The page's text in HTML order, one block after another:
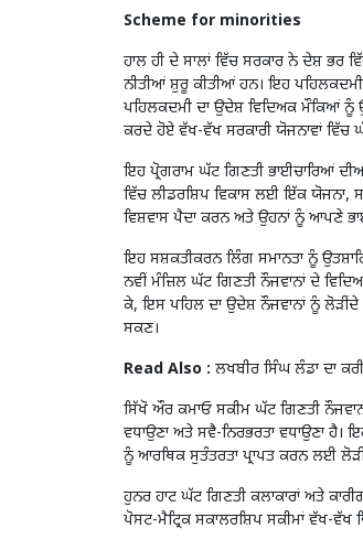
Scheme for minorities
ਹਾਲ ਹੀ ਦੇ ਸਾਲਾਂ ਵਿੱਚ ਸਰਕਾਰ ਨੇ ਦੇਸ਼
ਨੀਤੀਆਂ ਸ਼ੁਰੂ ਕੀਤੀਆਂ ਹਨ। ਇਹ
ਪਹਿਲਕਦਮੀ ਦਾ ਉਦੇਸ਼ ਵਿਦਿਅਕ ਮੌਕਿਆਂ ਨੂੰ
ਕਰਦੇ ਹੋਏ ਵੱਖ-ਵੱਖ ਸਰਕਾਰੀ ਯੋਜਨਾਵਾਂ ਵਿੱਚ
ਇਹ ਪ੍ਰੋਗਰਾਮ ਘੱਟ ਗਿਣਤੀ ਭਾਈਚਾਰਿਆਂ
ਵਿੱਚ ਲੀਡਰਸ਼ਿਪ ਵਿਕਾਸ ਲਈ ਇੱਕ ਯੋਜਨਾ,
ਵਿਸ਼ਵਾਸ ਪੈਦਾ ਕਰਨ ਅਤੇ ਉਹਨਾਂ ਨੂੰ ਆਪਣੇ
ਇਹ ਸਸ਼ਕਤੀਕਰਨ ਲਿੰਗ ਸਮਾਨਤਾ ਨੂੰ
ਨਵੀਂ ਮੰਜ਼ਿਲ ਘੱਟ ਗਿਣਤੀ ਨੌਜਵਾਨਾਂ ਦੇ
ਕੇ, ਇਸ ਪਹਿਲ ਦਾ ਉਦੇਸ਼ ਨੌਜਵਾਨਾਂ ਨੂੰ
ਸਕਣ।
Read Also : ਲਖਬੀਰ ਸਿੰਘ ਲੰਡਾ ਦਾ
ਸਿੱਖੋ ਔਰ ਕਮਾਓ ਸਕੀਮ ਘੱਟ ਗਿਣਤੀ
ਵਧਾਉਣਾ ਅਤੇ ਸਵੈ-ਨਿਰਭਰਤਾ ਵਧਾਉਣਾ ਹੈ।
ਨੂੰ ਆਰਥਿਕ ਸੁਤੰਤਰਤਾ ਪ੍ਰਾਪਤ ਕਰਨ ਲਈ
ਹੁਨਰ ਹਾਟ ਘੱਟ ਗਿਣਤੀ ਕਲਾਕਾਰਾਂ ਅਤੇ
ਪੋਸਟ-ਮੈਟ੍ਰਿਕ ਸਕਾਲਰਸ਼ਿਪ ਸਕੀਮਾਂ ਵੱਖ-ਵੱਖ